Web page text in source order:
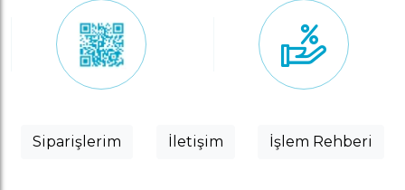
Siparişlerim İletişim İşlem Rehberi